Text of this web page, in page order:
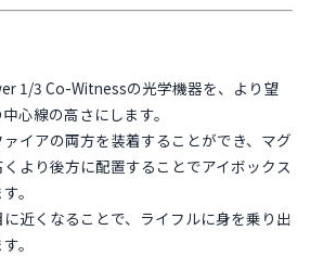
1/3 Co-Witnessの光学機器を、より望
心線の高さにします。
イアの両方を装着することができ、マグ
より後方に配置することでアイボックス
。
近くなることで、ライフルに身を乗り出
。